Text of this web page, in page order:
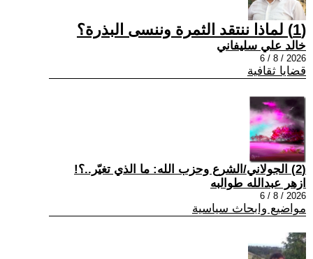
(1) لماذا ننتقد الثمرة وننسى البذرة؟
خالد علي سليفاني
2026 / 8 / 6
قضايا ثقافية
(2) الجولاني/الشرع وحزب الله: ما الذي تغيّر..؟!
ازهر عبدالله طوالبه
2026 / 8 / 6
مواضيع وابحاث سياسية